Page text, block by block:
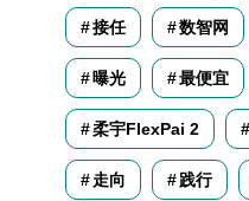
接任 数智网
曝光 最便宜
柔宇FlexPai 2
走向 践行